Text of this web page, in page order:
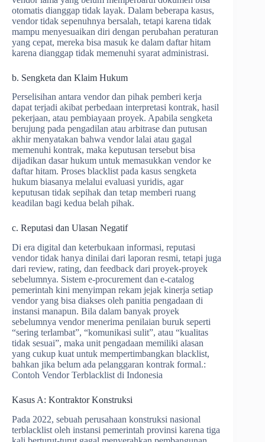
otomatis dianggap tidak layak. Dalam beberapa kasus,
vendor tidak sepenuhnya bersalah, tetapi karena tidak
mampu menyesuaikan diri dengan perubahan peraturan
yang cepat, mereka bisa masuk ke dalam daftar hitam
karena dianggap tidak memenuhi syarat administrasi.
b. Sengketa dan Klaim Hukum
Perselisihan antara vendor dan pihak pemberi kerja
dapat terjadi akibat perbedaan interpretasi kontrak, hasil
pekerjaan, atau pembiayaan proyek. Apabila sengketa
berujung pada pengadilan atau arbitrase dan putusan
akhir menyatakan bahwa vendor lalai atau gagal
memenuhi kontrak, maka keputusan tersebut bisa
dijadikan dasar hukum untuk memasukkan vendor ke
daftar hitam. Proses blacklist pada kasus sengketa
hukum biasanya melalui evaluasi yuridis, agar
keputusan tidak sepihak dan tetap memberi ruang
keadilan bagi kedua belah pihak.
c. Reputasi dan Ulasan Negatif
Di era digital dan keterbukaan informasi, reputasi
vendor tidak hanya dinilai dari laporan resmi, tetapi juga
dari review, rating, dan feedback dari proyek-proyek
sebelumnya. Sistem e-procurement dan e-catalog
pemerintah kini menyimpan rekam jejak kinerja setiap
vendor yang bisa diakses oleh panitia pengadaan di
instansi manapun. Bila dalam banyak proyek
sebelumnya vendor menerima penilaian buruk seperti
“sering terlambat”, “komunikasi sulit”, atau “kualitas
tidak sesuai”, maka unit pengadaan memiliki alasan
yang cukup kuat untuk mempertimbangkan blacklist,
bahkan jika belum ada pelanggaran kontrak formal.:
Contoh Vendor Terblacklist di Indonesia
Kasus A: Kontraktor Konstruksi
Pada 2022, sebuah perusahaan konstruksi nasional
terblacklist oleh instansi pemerintah provinsi karena tiga